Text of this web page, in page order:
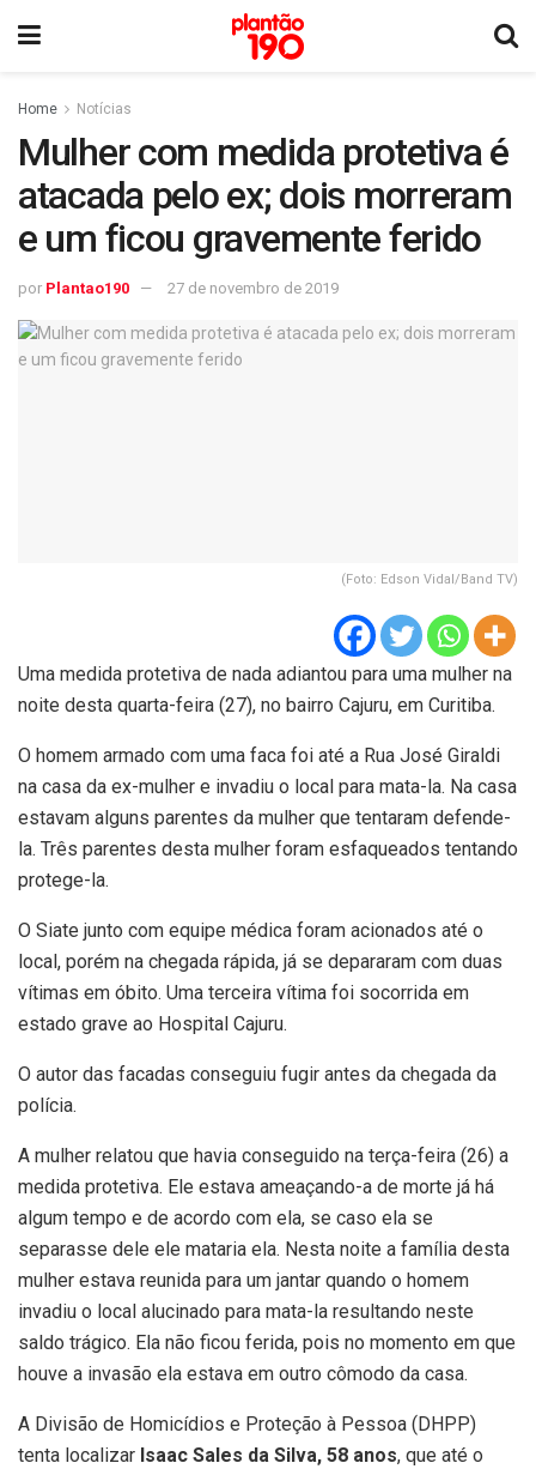
Home Notícias
Mulher com medida protetiva é
atacada pelo ex; dois morreram
e um ficou gravemente ferido
por Plantao190 27 de novembro de 2019
(Foto: Edson Vidal/Band TV)
Uma medida protetiva de nada adiantou para uma mulher na
noite desta quarta-feira (27), no bairro Cajuru, em Curitiba.
O homem armado com uma faca foi até a Rua José Giraldi
na casa da ex-mulher e invadiu o local para mata-la. Na casa
estavam alguns parentes da mulher que tentaram defende-
la. Três parentes desta mulher foram esfaqueados tentando
protege-la.
O Siate junto com equipe médica foram acionados até o
local, porém na chegada rápida, já se depararam com duas
vítimas em óbito. Uma terceira vítima foi socorrida em
estado grave ao Hospital Cajuru.
O autor das facadas conseguiu fugir antes da chegada da
polícia.
A mulher relatou que havia conseguido na terça-feira (26) a
medida protetiva. Ele estava ameaçando-a de morte já há
algum tempo e de acordo com ela, se caso ela se
separasse dele ele mataria ela. Nesta noite a família desta
mulher estava reunida para um jantar quando o homem
invadiu o local alucinado para mata-la resultando neste
saldo trágico. Ela não ficou ferida, pois no momento em que
houve a invasão ela estava em outro cômodo da casa.
A Divisão de Homicídios e Proteção à Pessoa (DHPP)
tenta localizar Isaac Sales da Silva, 58 anos, que até o